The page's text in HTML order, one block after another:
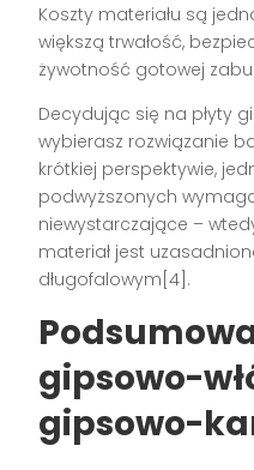
Koszty materiału są
większą trwałość,
żywotność gotowej
Decydując się na płyty
wybierasz rozwiązanie
krótkiej perspektywie,
podwyższonych
niewystarczające –
materiał jest
długofalowym[4].
gipsowo-
gipsowo-